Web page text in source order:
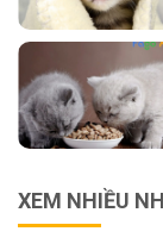
XEM NHIỀU